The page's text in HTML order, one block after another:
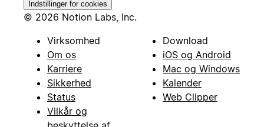
Indstillinger for cookies
© 2026 Notion Labs, Inc.
Virksomhed
Om os
Karriere
Sikkerhed
Status
Vilkår og
Download
iOS og Android
Mac og Windows
Kalender
Web Clipper